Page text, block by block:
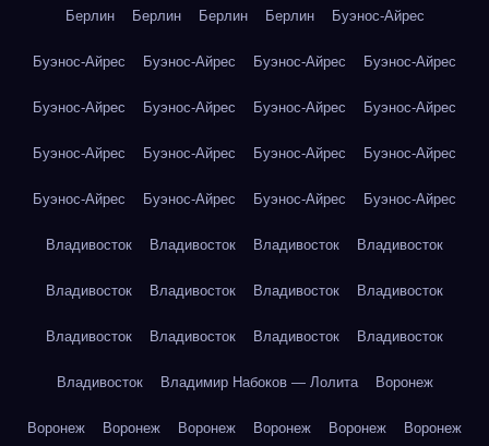
Берлин Берлин Берлин Берлин Буэнос-Айрес
Буэнос-Айрес Буэнос-Айрес Буэнос-Айрес Буэнос-Айрес
Буэнос-Айрес Буэнос-Айрес Буэнос-Айрес Буэнос-Айрес
Буэнос-Айрес Буэнос-Айрес Буэнос-Айрес Буэнос-Айрес
Буэнос-Айрес Буэнос-Айрес Буэнос-Айрес Буэнос-Айрес
Владивосток Владивосток Владивосток Владивосток
Владивосток Владивосток Владивосток Владивосток
Владивосток Владивосток Владивосток Владивосток
Владивосток Владимир Набоков — Лолита Воронеж
Воронеж Воронеж Воронеж Воронеж Воронеж Воронеж